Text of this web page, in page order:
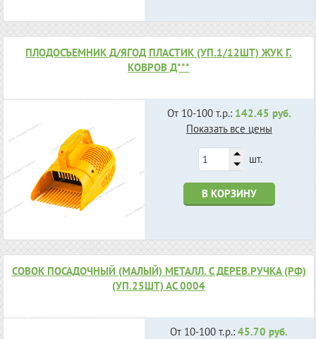
ПЛОДОСЪЕМНИК Д/ЯГОД ПЛАСТИК (УП.1/12ШТ) ЖУК Г.
КОВРОВ Д***
От 10-100 т.р.: 142.45 руб.
Показать все цены
шт.
В КОРЗИНУ
СОВОК ПОСАДОЧНЫЙ (МАЛЫЙ) МЕТАЛЛ. С ДЕРЕВ.РУЧКА (РФ)
(УП.25ШТ) АС 0004
От 10-100 т.р.:45.70 руб.